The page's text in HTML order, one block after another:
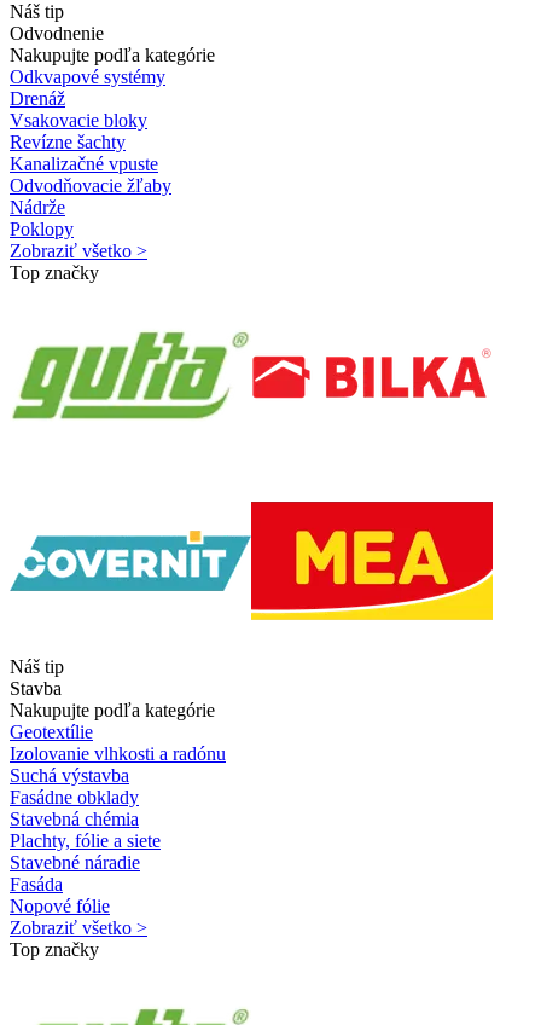
Náš tip
Odvodnenie
Nakupujte podľa kategórie
Odkvapové systémy
Drenáž
Vsakovacie bloky
Revízne šachty
Kanalizačné vpuste
Odvodňovacie žľaby
Nádrže
Poklopy
Zobraziť všetko >
Top značky
Náš tip
Stavba
Nakupujte podľa kategórie
Geotextílie
Izolovanie vlhkosti a radónu
Suchá výstavba
Fasádne obklady
Stavebná chémia
Plachty, fólie a siete
Stavebné náradie
Fasáda
Nopové fólie
Zobraziť všetko >
Top značky